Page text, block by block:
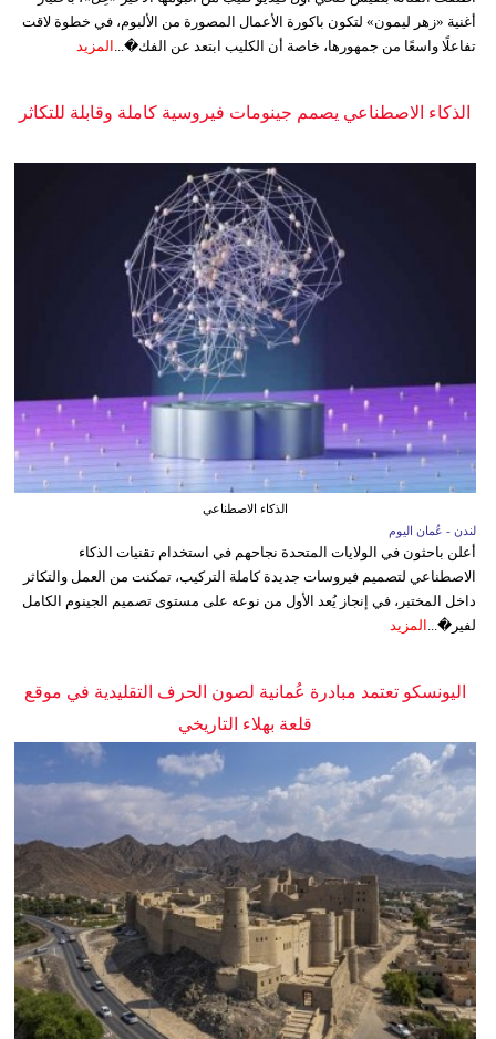
أغنية «زهر ليمون» لتكون باكورة الأعمال المصورة من الألبوم، في خطوة لاقت
تفاعلًا واسعًا من جمهورها، خاصة أن الكليب ابتعد عن الفك�... المزيد
الذكاء الاصطناعي يصمم جينومات فيروسية كاملة وقابلة للتكاثر
الذكاء الاصطناعي
لندن - عُمان اليوم
أعلن باحثون في الولايات المتحدة نجاحهم في استخدام تقنيات الذكاء
الاصطناعي لتصميم فيروسات جديدة كاملة التركيب، تمكنت من العمل والتكاثر
داخل المختبر، في إنجاز يُعد الأول من نوعه على مستوى تصميم الجينوم الكامل
لفير�...
المزيد
اليونسكو تعتمد مبادرة عُمانية لصون الحرف التقليدية في موقع
قلعة بهلاء التاريخي